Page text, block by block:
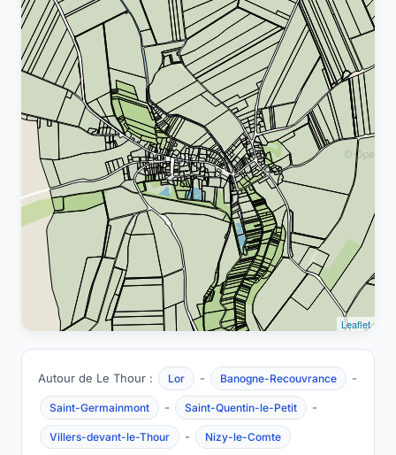
Leaflet
Autour de Le Thour : Lor - Banogne-Recouvrance -
Saint-Germainmont - Saint-Quentin-le-Petit -
Villers-devant-le-Thour - Nizy-le-Comte